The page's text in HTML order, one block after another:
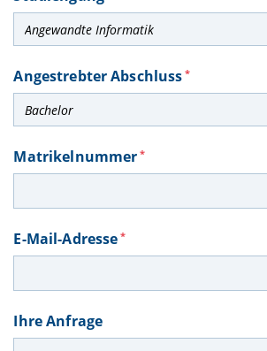
Angestrebter Abschluss *
Matrikelnummer *
E-Mail-Adresse *
Ihre Anfrage